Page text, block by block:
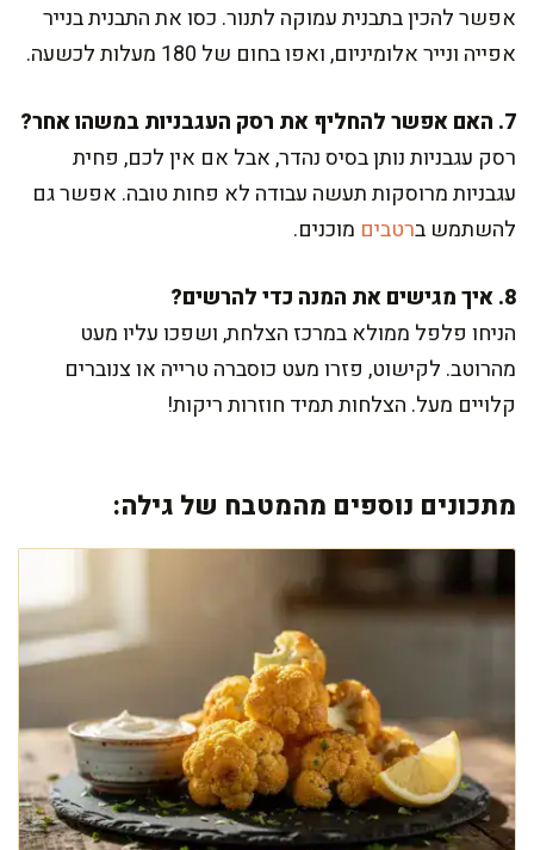
אפשר להכין בתבנית עמוקה לתנור. כסו את התבנית בנייר
אפייה ונייר אלומיניום, ואפו בחום של 180 מעלות לכשעה.
7. האם אפשר להחליף את רסק העגבניות במשהו אחר?
רסק עגבניות נותן בסיס נהדר, אבל אם אין לכם, פחית
עגבניות מרוסקות תעשה עבודה לא פחות טובה. אפשר גם
להשתמש ברטבים מוכנים.
8. איך מגישים את המנה כדי להרשים?
הניחו פלפל ממולא במרכז הצלחת, ושפכו עליו מעט
מהרוטב. לקישוט, פזרו מעט כוסברה טרייה או צנוברים
קלויים מעל. הצלחות תמיד חוזרות ריקות!
מתכונים נוספים מהמטבח של גילה: